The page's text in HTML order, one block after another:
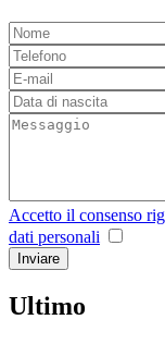
Accetto il consenso
dati personali
Ultimo